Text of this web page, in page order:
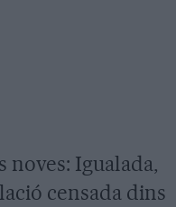
noves: Igualada,
censada dins